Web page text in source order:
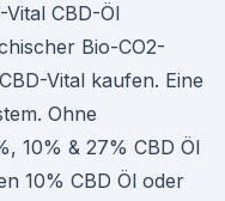
CBD-Öl
Bio-CO2-
Vital kaufen. Eine
Ohne
10% & 27% CBD Öl
10% CBD Öl oder